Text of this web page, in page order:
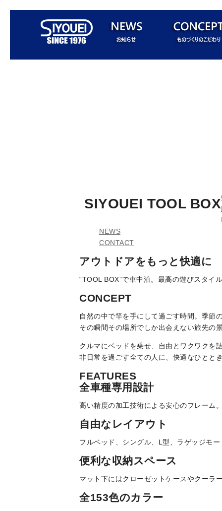
SIYOUEI TOOL BOX
NEWS
CONTACT
アウトドアをもっと快適に
“TOOL BOX”で車中泊。最高の遊びスタイ
CONCEPT
自然の中で竿を手にして過ごす時間。季節
その瞬間その場所でしか出会えない旅先の
クルマにベッドを乗せ、自由とワクワクを
非日常を過ごす全ての人に、快適なひとと
FEATURES
全車種専用設計
高い精度の加工技術による安心のフレーム
自由なレイアウト
フルベッド、シングル、L型、ラゲッジモ
便利な収納スペース
マット下にはクローゼットケースやクーラ
全153色のカラー